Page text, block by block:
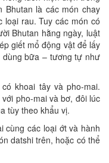
Bhutan là các món chay
loại rau. Tuy các món có
Bhutan hằng ngày, luật
giết mổ động vật để lấy
dùng bữa – tương tự như
khoai tây và pho-mai.
pho-mai và bơ, đôi lúc
tùy theo khẩu vị.
cùng các loại ớt và hành
datshi trên, hoặc có thể